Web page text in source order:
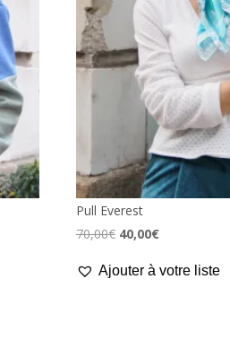
Pull Everest
70,00€ Le
initial
40,00€Le
actuel
Ajouter à votre liste